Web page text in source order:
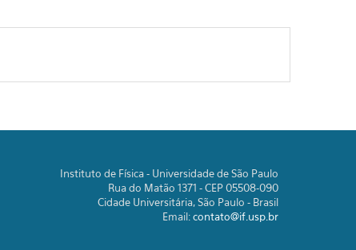
Instituto de Física - Universidade de São Paulo
Rua do Matão 1371 - CEP 05508-090
Cidade Universitária, São Paulo - Brasil
Email:contato@if.usp.br